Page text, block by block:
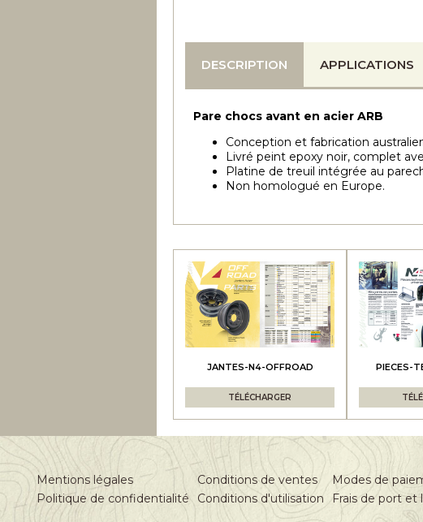
DESCRIPTION APPLICATIONS
Pare chocs avant en acier ARB
Conception et fabrication
Livré peint epoxy noir, complet
Platine de treuil intégrée au
Non homologué en Europe.
JANTES-N4-OFFROAD
TÉLÉCHARGER
PIECES-
Mentions légales
Politique de confidentialité
Conditions de ventes
Conditions d'utilisation
Modes de
Frais de port et